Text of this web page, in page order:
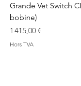
Grande Vet Switch
bobine)
Prix
1 415,00 €
Hors TVA